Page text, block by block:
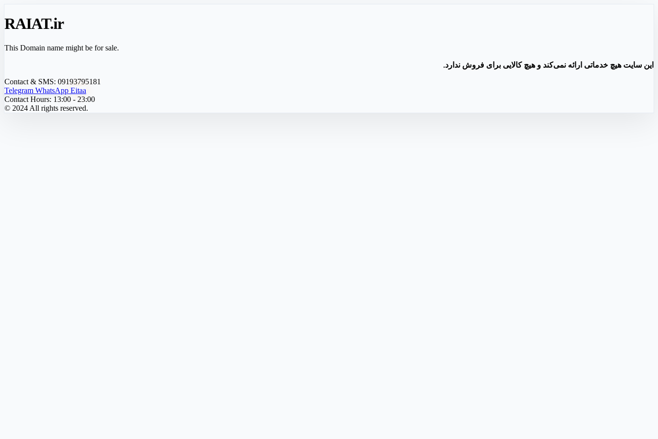
RAIAT.ir
This Domain name might be for sale.
این سایت هیچ خدماتی ارائه نمی‌کند و هیچ کالایی برای فروش ندارد.
Contact & SMS: 09193795181
Telegram WhatsApp Eitaa
Contact Hours: 13:00 - 23:00
© 2024 All rights reserved.